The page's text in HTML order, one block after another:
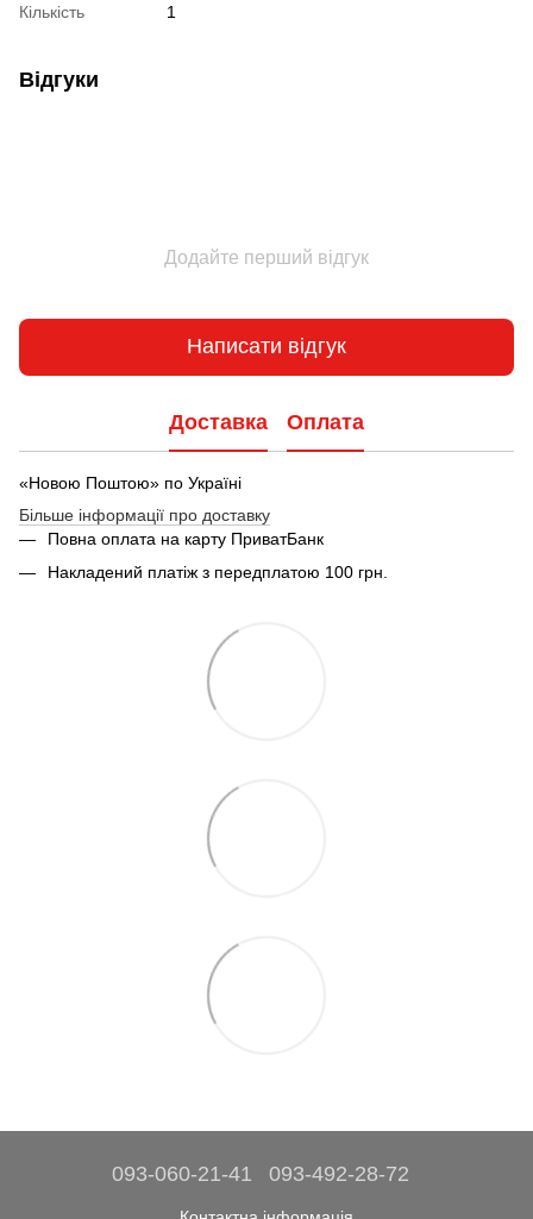
Кількість 1
Відгуки
Додайте перший відгук
Написати відгук
Доставка Оплата
«Новою Поштою» по Україні
Більше інформації про доставку
Повна оплата на карту ПриватБанк
Накладений платіж з передплатою 100 грн.
093-060-21-41 093-492-28-72